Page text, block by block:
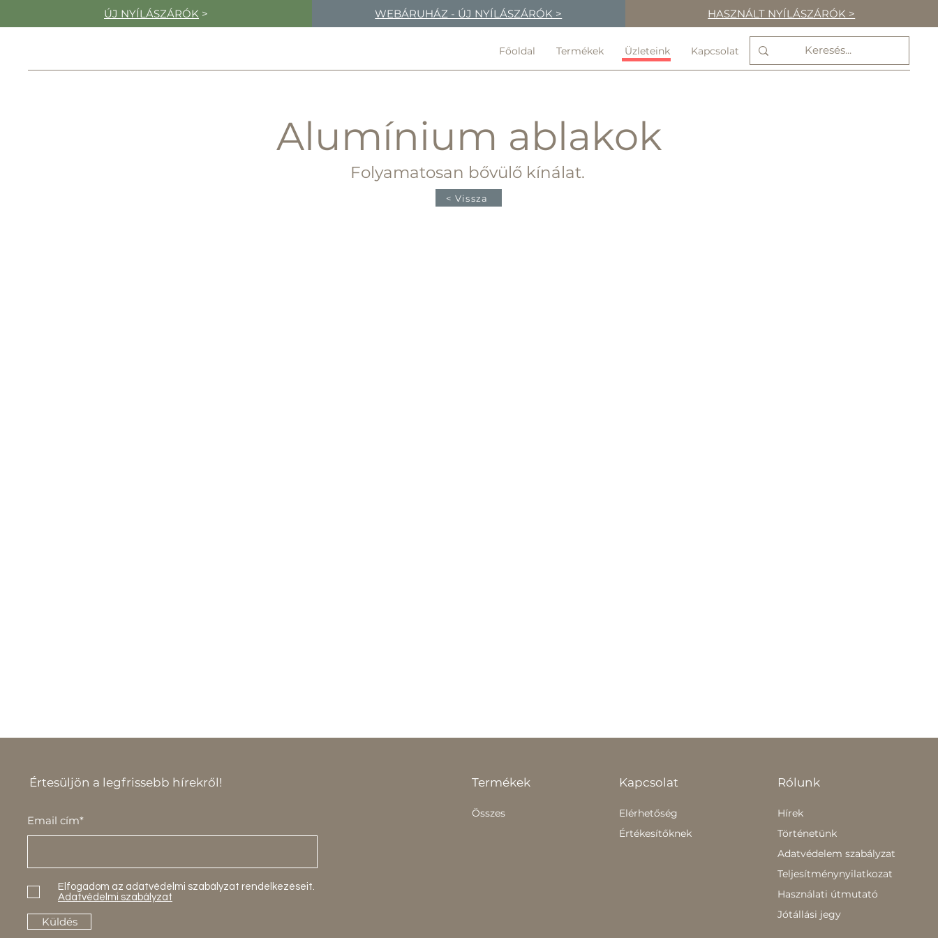
ÚJ NYÍLÁSZÁRÓK > WEBÁRUHÁZ - ÚJ NYÍLÁSZÁRÓK > HASZNÁLT NYÍLÁSZÁRÓK >
Főoldal Termékek Üzleteink Kapcsolat
Alumínium ablakok
Folyamatosan bővülő kínálat.
< Vissza
Értesüljön a legfrissebb hírekről!
Email cím*
Elfogadom az adatvédelmi szabályzat rendelkezéseit.
Adatvédelmi szabályzat
Küldés
Termékek
Összes
Kapcsolat
Elérhetőség
Értékesítőknek
Rólunk
Hírek
Történetünk
Adatvédelem szabályzat
Teljesítménynyilatkozat
Használati útmutató
Jótállási jegy